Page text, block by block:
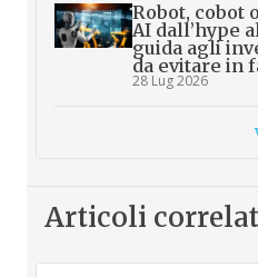
Robot, cobot
AI dall’hype
guida agli
da evitare in
28 Lug 2026
Articoli